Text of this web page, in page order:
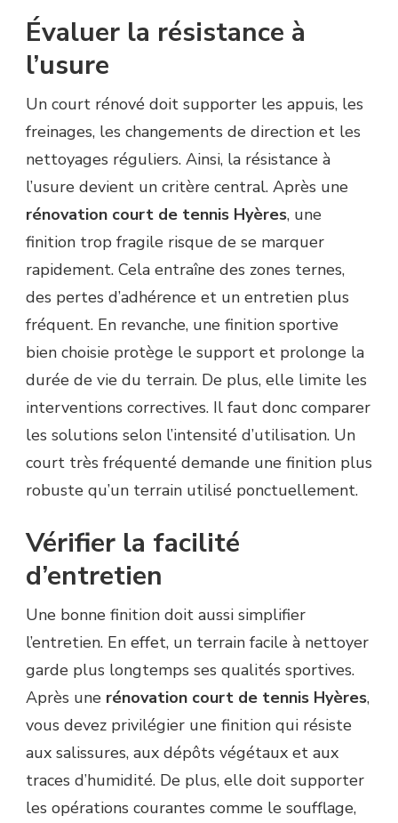
Évaluer la résistance à
l’usure
Un court rénové doit supporter les appuis, les
freinages, les changements de direction et les
nettoyages réguliers. Ainsi, la résistance à
l’usure devient un critère central. Après une
rénovation court de tennis Hyères, une
finition trop fragile risque de se marquer
rapidement. Cela entraîne des zones ternes,
des pertes d’adhérence et un entretien plus
fréquent. En revanche, une finition sportive
bien choisie protège le support et prolonge la
durée de vie du terrain. De plus, elle limite les
interventions correctives. Il faut donc comparer
les solutions selon l’intensité d’utilisation. Un
court très fréquenté demande une finition plus
robuste qu’un terrain utilisé ponctuellement.
Vérifier la facilité
d’entretien
Une bonne finition doit aussi simplifier
l’entretien. En effet, un terrain facile à nettoyer
garde plus longtemps ses qualités sportives.
Après une rénovation court de tennis Hyères,
vous devez privilégier une finition qui résiste
aux salissures, aux dépôts végétaux et aux
traces d’humidité. De plus, elle doit supporter
les opérations courantes comme le soufflage,